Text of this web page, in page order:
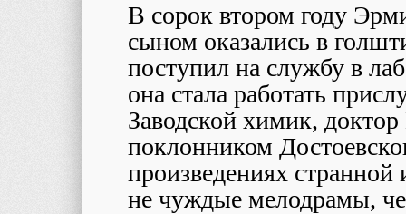
В сорок втором году
сыном оказались в
поступил на службу в
она стала работать
Заводской химик,
поклонником
произведениях
не чуждые мелодрамы,